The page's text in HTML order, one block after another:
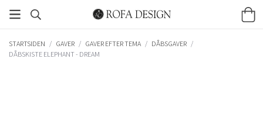
STARTSIDEN / GAVER / GAVER EFTER TEMA / DÅBSGAVER /
DÅBSKISTE ELEPHANT - DREAM